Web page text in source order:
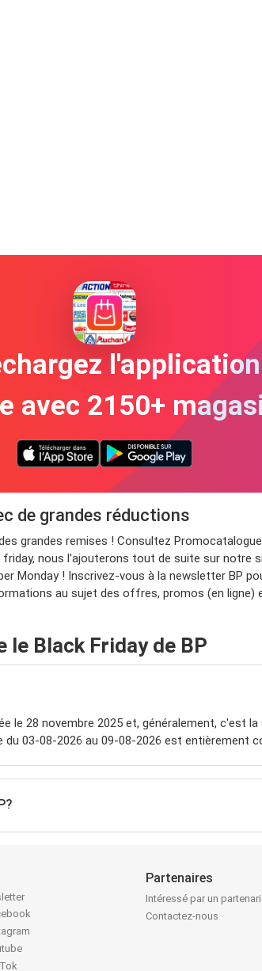
l'application
avec 2150+
de grandes réductions
grandes remises ! Consultez
nous l'ajouterons tout de suite sur
Monday ! Inscrivez-vous à la newsletter BP
au sujet des offres, promos (en
Black Friday de BP
le 28 novembre 2025 et, généralement, c'est
03-08-2026 au 09-08-2026 est entièrement
Partenaires
Intéressé par un
Contactez-nous